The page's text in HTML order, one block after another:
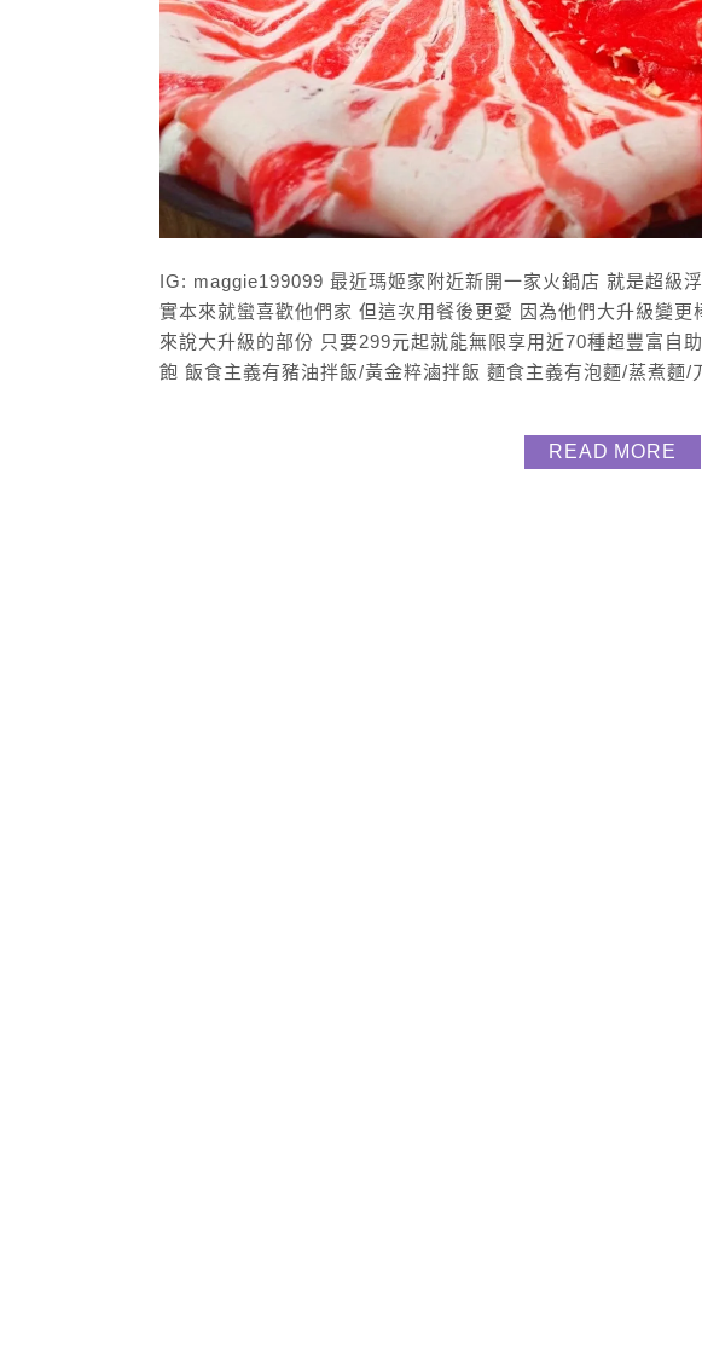
IG: maggie199099 最近瑪姬家附近新開一家火鍋店 就是超級
實本來就蠻喜歡他們家 但這次用餐後更愛 因為他們大升級變
來說大升級的部份 只要299元起就能無限享用近70種超豐富自
飽 飯食主義有豬油拌飯/黃金粹滷拌飯 麵食主義有泡麵/蒸煮麵/
READ MORE